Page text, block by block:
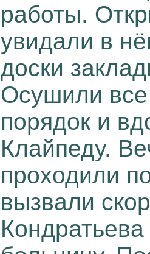
работы.
увидали в
доски
Осушили
порядок и
Клайпеду.
проходили
вызвали